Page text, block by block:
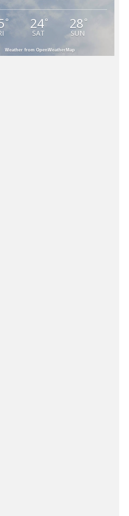
° 24°
SAT
28 °
SUN
Weather from OpenWeatherMap